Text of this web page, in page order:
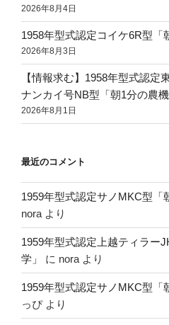
2026年8月4日
1958年型式認定コイケ6R型「
2026年8月3日
【情報求む】1958年型式認定
ナンカイ号NB型「朝1分の農機
2026年8月1日
最近のコメント
1959年型式認定サノMKC型「
nora より
1959年型式認定上越ティラー
学」
に nora より
1959年型式認定サノMKC型「
っぴより